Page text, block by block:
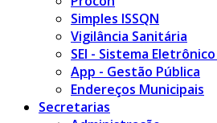
Simples ISSQN
Vigilância Sanitária
SEI - Sistema
App - Gestão Pública
Endereços Municipais
Secretarias